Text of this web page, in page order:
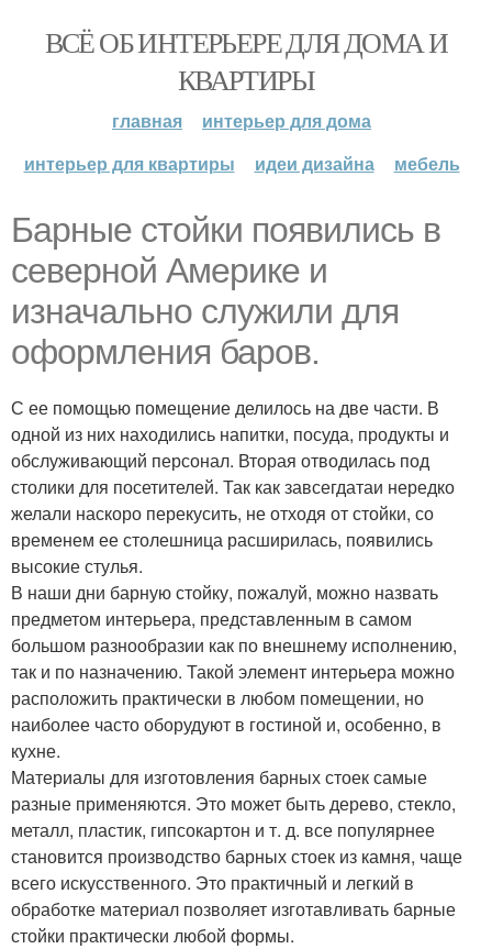
ВСЁ ОБ ИНТЕРЬЕРЕ ДЛЯ ДОМА И
КВАРТИРЫ
главная
интерьер для дома
интерьер для квартиры
идеи дизайна мебель
Барные стойки появились в
северной Америке и
изначально служили для
оформления баров.
С ее помощью помещение делилось на две части. В
одной из них находились напитки, посуда, продукты и
обслуживающий персонал. Вторая отводилась под
столики для посетителей. Так как завсегдатаи нередко
желали наскоро перекусить, не отходя от стойки, со
временем ее столешница расширилась, появились
высокие стулья.
В наши дни барную стойку, пожалуй, можно назвать
предметом интерьера, представленным в самом
большом разнообразии как по внешнему исполнению,
так и по назначению. Такой элемент интерьера можно
расположить практически в любом помещении, но
наиболее часто оборудуют в гостиной и, особенно, в
кухне.
Материалы для изготовления барных стоек самые
разные применяются. Это может быть дерево, стекло,
металл, пластик, гипсокартон и т. д. все популярнее
становится производство барных стоек из камня, чаще
всего искусственного. Это практичный и легкий в
обработке материал позволяет изготавливать барные
стойки практически любой формы.